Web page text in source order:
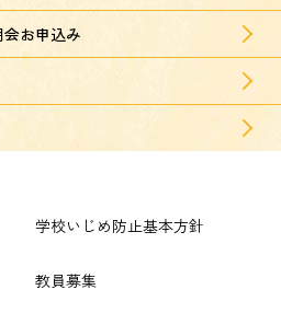
お申込み
学校いじめ防止基本方針
教員募集